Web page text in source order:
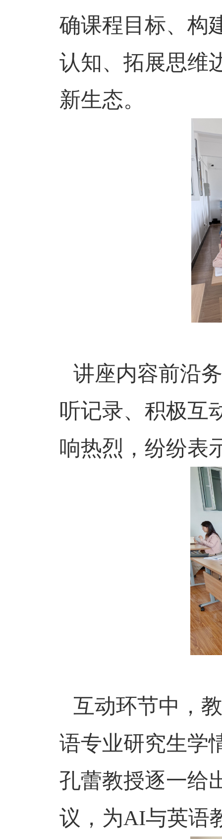
确课程目标、构
认知、拓展思维
新生态。
讲座内容前沿
听记录、积极互
响热烈，纷纷表
互动环节中，
语专业研究生学
孔蕾教授逐一给
议，为AI与英语